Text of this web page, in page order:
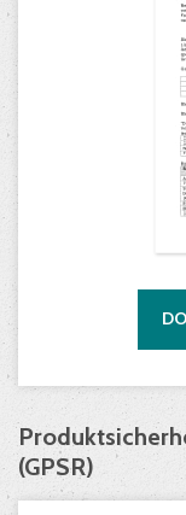
(GPSR)